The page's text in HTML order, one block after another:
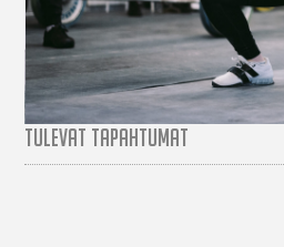
TULEVAT TAPAHTUMAT